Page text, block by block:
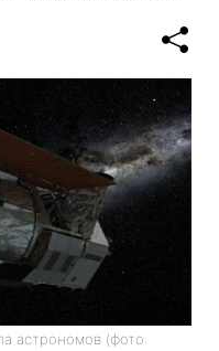
астрономов (фото: